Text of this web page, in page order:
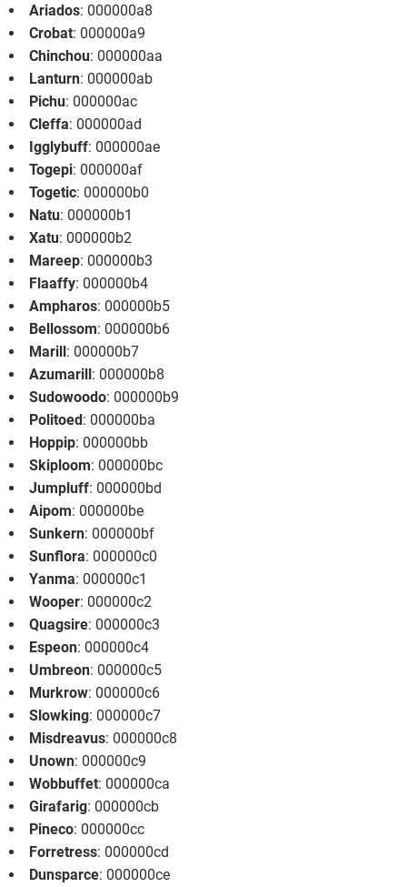
Ariados: 000000a8
Crobat: 000000a9
Chinchou: 000000aa
Lanturn: 000000ab
Pichu: 000000ac
Cleffa: 000000ad
Igglybuff: 000000ae
Togepi: 000000af
Togetic: 000000b0
Natu: 000000b1
Xatu: 000000b2
Mareep: 000000b3
Flaaffy: 000000b4
Ampharos: 000000b5
Bellossom: 000000b6
Marill: 000000b7
Azumarill: 000000b8
Sudowoodo: 000000b9
Politoed: 000000ba
Hoppip: 000000bb
Skiploom: 000000bc
Jumpluff: 000000bd
Aipom: 000000be
Sunkern: 000000bf
Sunflora: 000000c0
Yanma: 000000c1
Wooper: 000000c2
Quagsire: 000000c3
Espeon: 000000c4
Umbreon: 000000c5
Murkrow: 000000c6
Slowking: 000000c7
Misdreavus: 000000c8
Unown: 000000c9
Wobbuffet: 000000ca
Girafarig: 000000cb
Pineco: 000000cc
Forretress: 000000cd
Dunsparce: 000000ce